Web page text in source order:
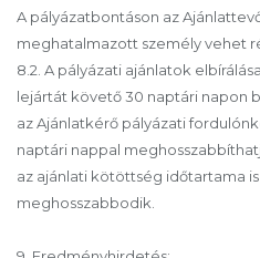
A pályázatbontáson az
meghatalmazott személy vehet
8.2. A pályázati ajánlatok
lejártát követő 30 naptári napon
az Ajánlatkérő pályázati
naptári nappal
az ajánlati kötöttség időtartama
meghosszabbodik.